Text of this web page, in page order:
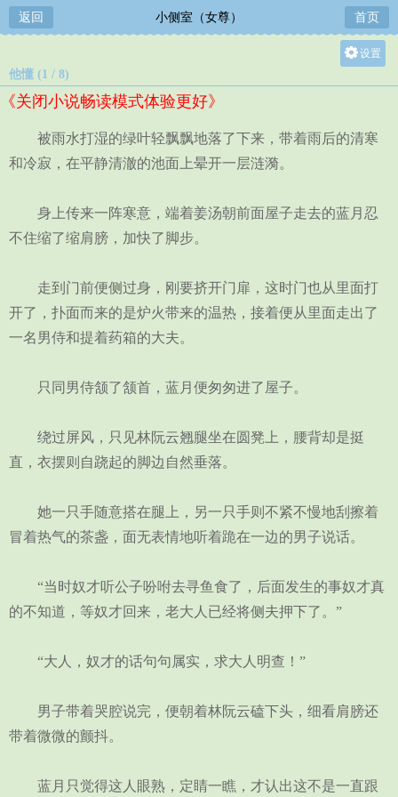
返回 小侧室（女尊） 首页
设置
中
他懂 (1 / 8)
《关闭小说畅读模式体验更好》
被雨水打湿的绿叶轻飘飘地落了下来，带着雨后的清寒
和冷寂，在平静清澈的池面上晕开一层涟漪。
身上传来一阵寒意，端着姜汤朝前面屋子走去的蓝月忍
不住缩了缩肩膀，加快了脚步。
走到门前便侧过身，刚要挤开门扉，这时门也从里面打
开了，扑面而来的是炉火带来的温热，接着便从里面走出了
一名男侍和提着药箱的大夫。
只同男侍颔了颔首，蓝月便匆匆进了屋子。
绕过屏风，只见林阮云翘腿坐在圆凳上，腰背却是挺
直，衣摆则自跷起的脚边自然垂落。
她一只手随意搭在腿上，另一只手则不紧不慢地刮擦着
冒着热气的茶盏，面无表情地听着跪在一边的男子说话。
“当时奴才听公子吩咐去寻鱼食了，后面发生的事奴才真
的不知道，等奴才回来，老大人已经将侧夫押下了。”
“大人，奴才的话句句属实，求大人明查！”
男子带着哭腔说完，便朝着林阮云磕下头，细看肩膀还
带着微微的颤抖。
蓝月只觉得这人眼熟，定睛一瞧，才认出这不是一直跟